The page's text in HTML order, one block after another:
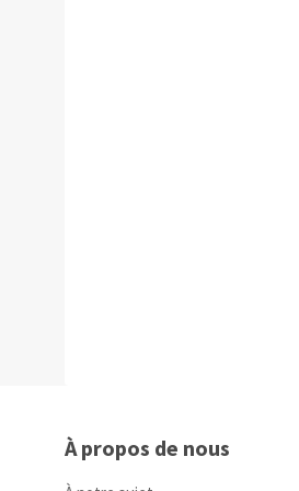
À propos de nous